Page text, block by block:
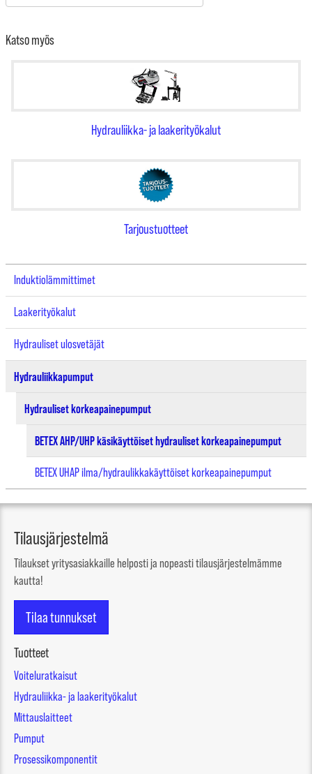
Katso myös
Hydrauliikka- ja laakerityökalut
Tarjoustuotteet
Induktiolämmittimet
Laakerityökalut
Hydrauliset ulosvetäjät
Hydrauliikkapumput
Hydrauliset korkeapainepumput
BETEX AHP/UHP käsikäyttöiset hydrauliset korkeapainepumput
BETEX UHAP ilma/hydraulikkakäyttöiset korkeapainepumput
Tilausjärjestelmä
Tilaukset yritysasiakkaille helposti ja nopeasti tilausjärjestelmämme
kautta!
Tilaa tunnukset
Tuotteet
Voiteluratkaisut
Hydrauliikka- ja laakerityökalut
Mittauslaitteet
Pumput
Prosessikomponentit